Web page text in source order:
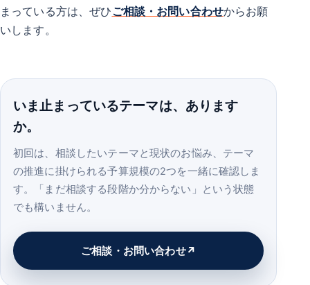
まっている方は、ぜひご相談・お問い合わせからお願
いします。
いま止まっているテーマは、あります
か。
初回は、相談したいテーマと現状のお悩み、テーマ
の推進に掛けられる予算規模の2つを一緒に確認しま
す。「まだ相談する段階か分からない」という状態
でも構いません。
ご相談・お問い合わせ